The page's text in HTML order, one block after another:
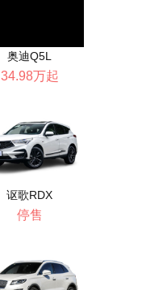
奥迪Q5L
34.98万起
讴歌RDX
停售